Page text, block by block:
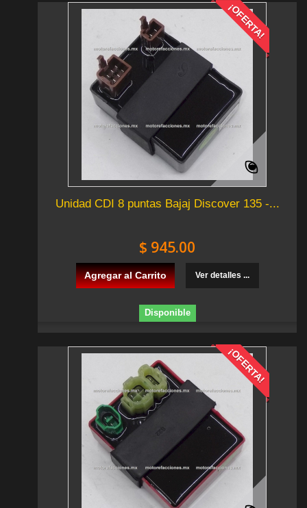
¡OFERTA!
Unidad CDI 8 puntas Bajaj Discover 135 -...
$ 945.00
Agregar al Carrito Ver detalles ...
Disponible
¡OFERTA!